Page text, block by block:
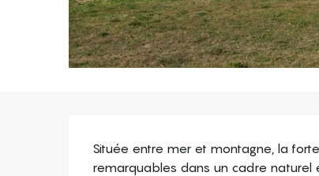
Description
Située entre mer et montagne, la
remarquables dans un cadre naturel